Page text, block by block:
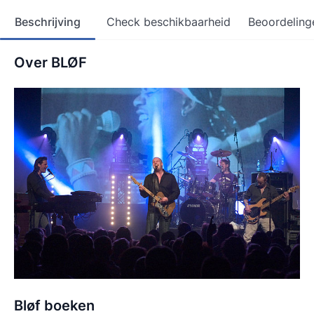
Beschrijving Check beschikbaarheid
Over BLØF
Bløf boeken